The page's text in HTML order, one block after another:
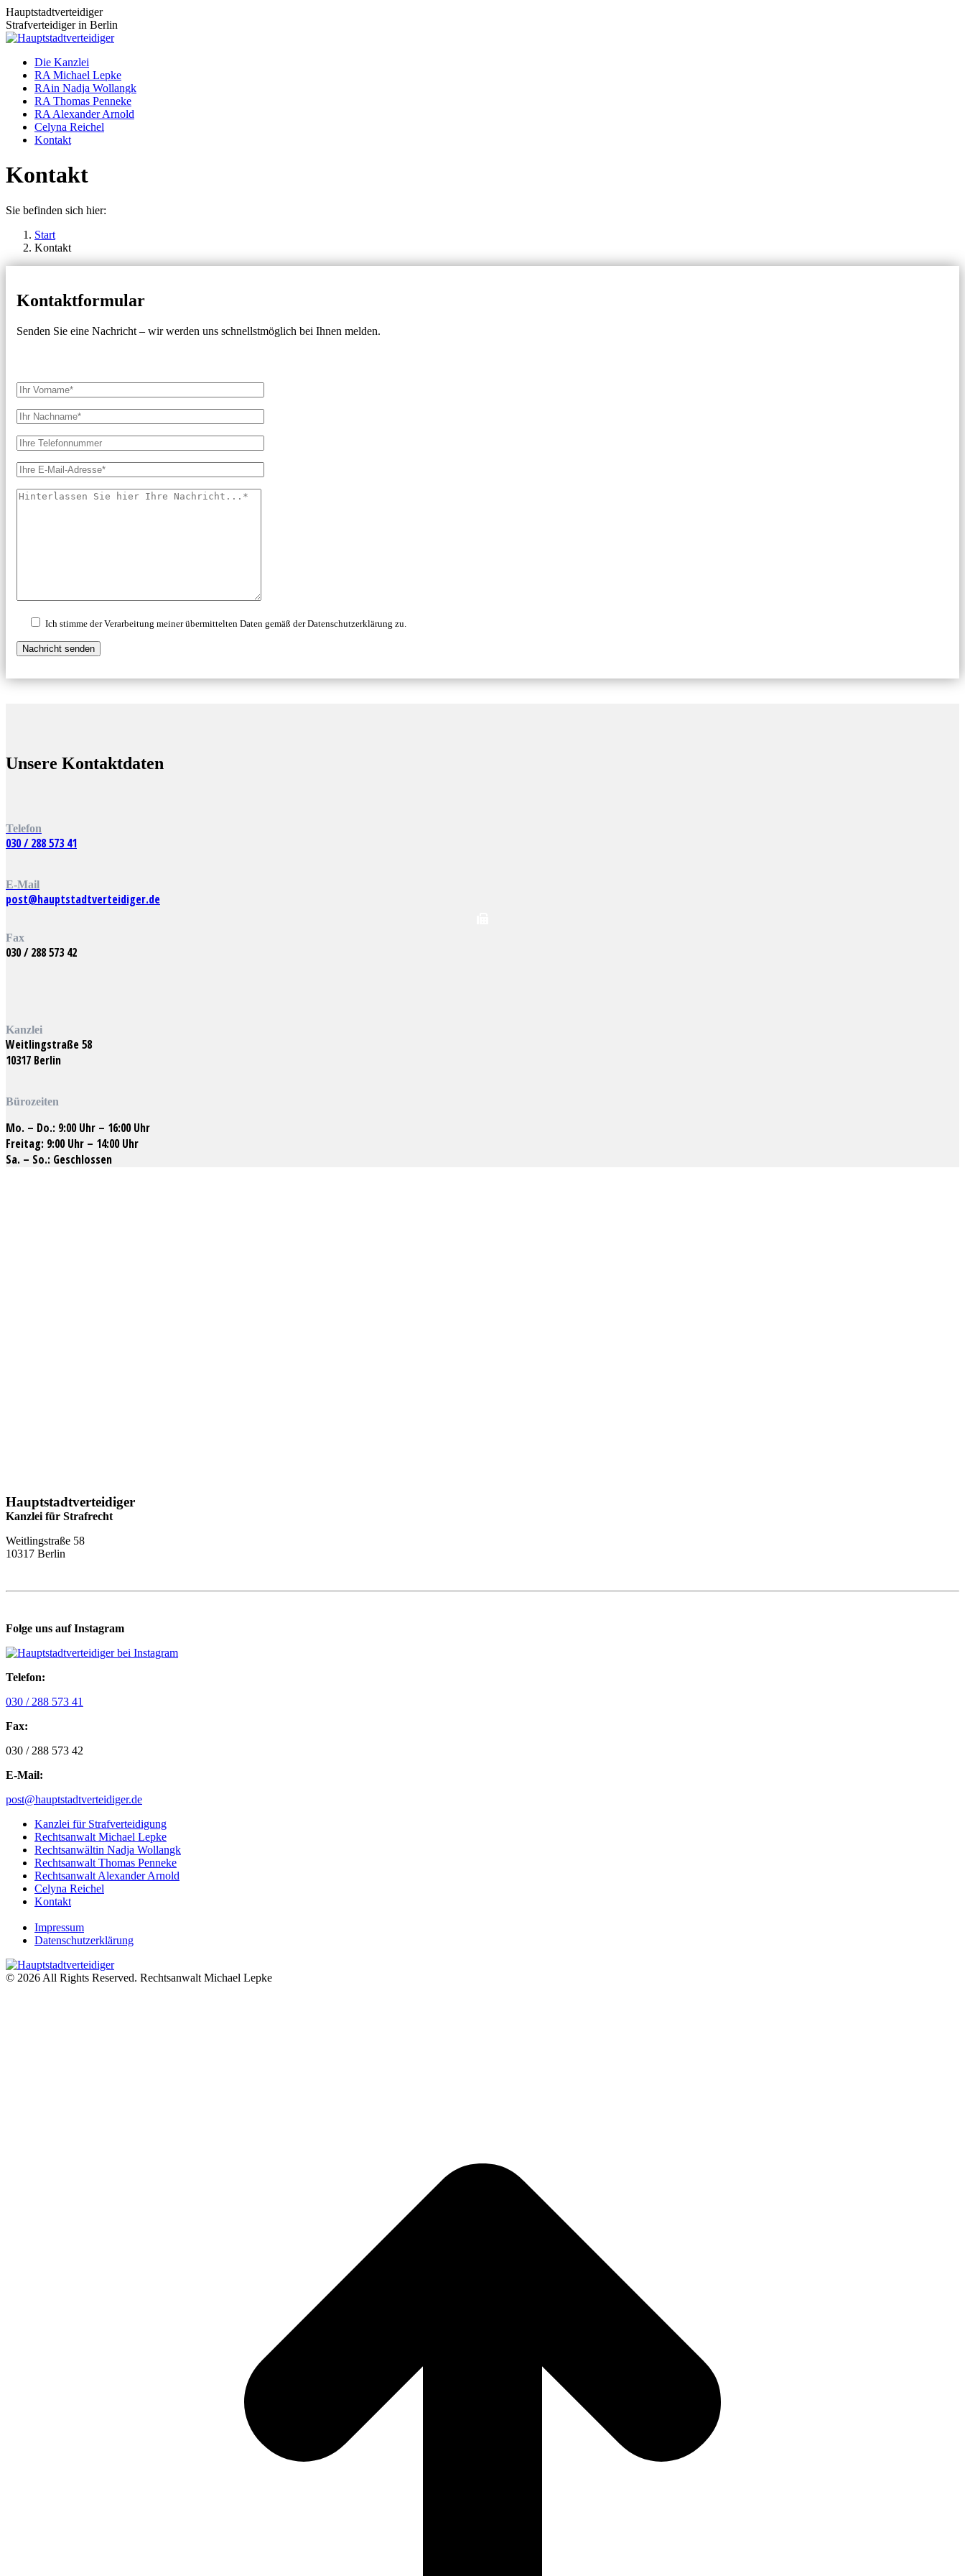
Zum
Inhalt
springen
Hauptstadtverteidiger
Strafverteidiger in Berlin
Die Kanzlei
RA Michael Lepke
RAin Nadja Wollangk
RA Thomas Penneke
RA Alexander Arnold
Celyna Reichel
Kontakt
Kontakt
Sie befinden sich hier:
Start
Kontakt
Kontaktformular
Senden Sie eine Nachricht – wir werden uns schnellstmöglich bei Ihnen melden.
Ich stimme der Verarbeitung meiner übermittelten Daten gemäß der Datenschutzerklärung zu.
Unsere Kontaktdaten
Telefon
030 / 288 573 41
E-Mail
post@hauptstadtverteidiger.de
Fax
030 / 288 573 42
Kanzlei
Weitlingstraße 58
10317 Berlin
Bürozeiten
Mo. – Do.: 9:00 Uhr – 16:00 Uhr
Freitag: 9:00 Uhr – 14:00 Uhr
Sa. – So.: Geschlossen
Hauptstadtverteidiger
Kanzlei für Strafrecht
Weitlingstraße 58
10317 Berlin
Folge uns auf Instagram
Telefon:
030 / 288 573 41
Fax:
030 / 288 573 42
E-Mail:
post@hauptstadtverteidiger.de
Kanzlei für Strafverteidigung
Rechtsanwalt Michael Lepke
Rechtsanwältin Nadja Wollangk
Rechtsanwalt Thomas Penneke
Rechtsanwalt Alexander Arnold
Celyna Reichel
Kontakt
Impressum
Datenschutzerklärung
© 2026 All Rights Reserved. Rechtsanwalt Michael Lepke